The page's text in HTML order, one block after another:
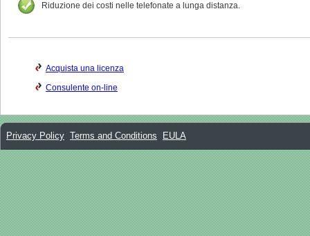
Riduzione dei costi nelle telefonate a lunga distanza.
Acquista una licenza
Consulente on-line
Privacy Policy Terms and Conditions EULA